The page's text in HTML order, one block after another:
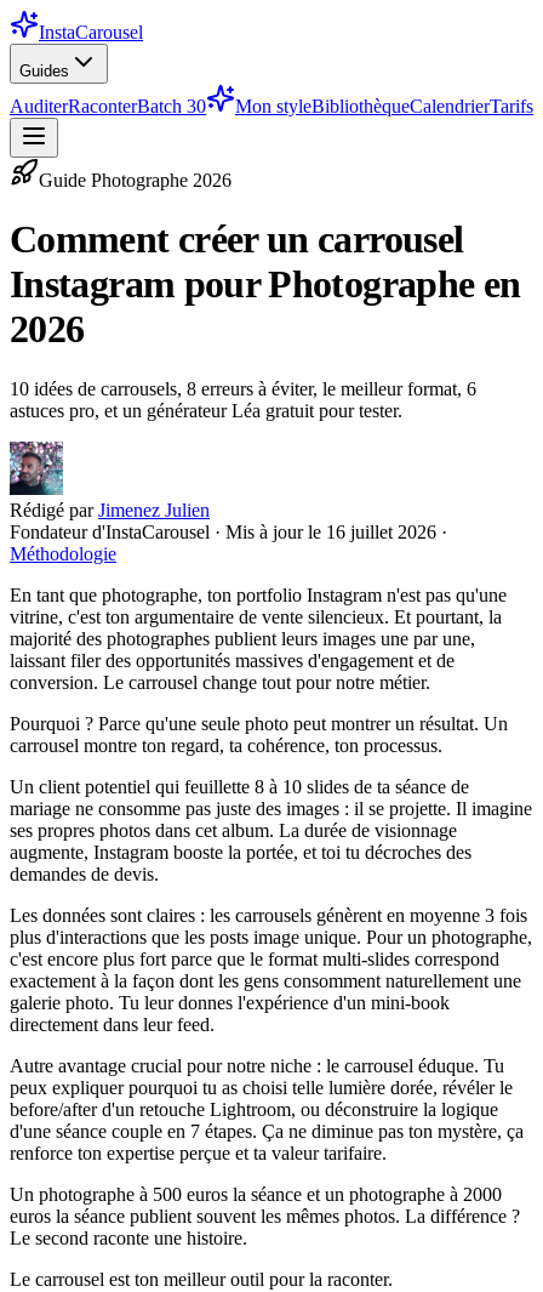
InstaCarousel
Guides
AuditerRaconterBatch 30 Mon styleBibliothèqueCalendrierTarifs
Guide Photographe 2026
Comment créer un carrousel
Instagram pour Photographe en
2026
10 idées de carrousels, 8 erreurs à éviter, le meilleur format, 6
astuces pro, et un générateur Léa gratuit pour tester.
Rédigé par Jimenez Julien
Fondateur d'InstaCarousel · Mis à jour le 16 juillet 2026 ·
Méthodologie
En tant que photographe, ton portfolio Instagram n'est pas qu'une
vitrine, c'est ton argumentaire de vente silencieux. Et pourtant, la
majorité des photographes publient leurs images une par une,
laissant filer des opportunités massives d'engagement et de
conversion. Le carrousel change tout pour notre métier.
Pourquoi ? Parce qu'une seule photo peut montrer un résultat. Un
carrousel montre ton regard, ta cohérence, ton processus.
Un client potentiel qui feuillette 8 à 10 slides de ta séance de
mariage ne consomme pas juste des images : il se projette. Il imagine
ses propres photos dans cet album. La durée de visionnage
augmente, Instagram booste la portée, et toi tu décroches des
demandes de devis.
Les données sont claires : les carrousels génèrent en moyenne 3 fois
plus d'interactions que les posts image unique. Pour un photographe,
c'est encore plus fort parce que le format multi-slides correspond
exactement à la façon dont les gens consomment naturellement une
galerie photo. Tu leur donnes l'expérience d'un mini-book
directement dans leur feed.
Autre avantage crucial pour notre niche : le carrousel éduque. Tu
peux expliquer pourquoi tu as choisi telle lumière dorée, révéler le
before/after d'un retouche Lightroom, ou déconstruire la logique
d'une séance couple en 7 étapes. Ça ne diminue pas ton mystère, ça
renforce ton expertise perçue et ta valeur tarifaire.
Un photographe à 500 euros la séance et un photographe à 2000
euros la séance publient souvent les mêmes photos. La différence ?
Le second raconte une histoire.
Le carrousel est ton meilleur outil pour la raconter.